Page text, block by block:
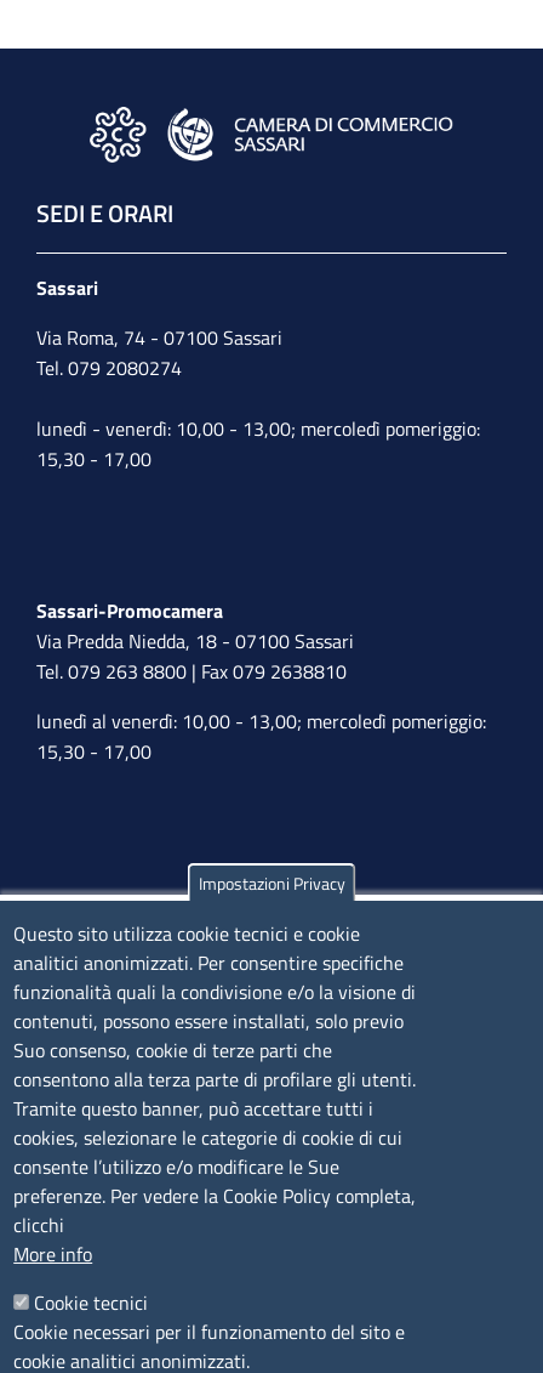
SEDI E ORARI
Sassari
Via Roma, 74 - 07100 Sassari
Tel. 079 2080274
lunedì - venerdì: 10,00 - 13,00; mercoledì pomeriggio:
15,30 - 17,00
Sassari-Promocamera
Via Predda Niedda, 18 - 07100 Sassari
Tel. 079 263 8800 | Fax 079 2638810
lunedì al venerdì: 10,00 - 13,00; mercoledì pomeriggio:
15,30 - 17,00
Olbia
Via Nanni 43 - 07026 Olbia
Tel. 0789 66122 | 0789 69580
mail:ufficio.olbia@ss.camcom.it
lunedì al venerdì: 9,00 - 12,00; lunedì pomeriggio: 16,00
- 17,00
CONTATTI
Camera di Commercio, Industria, Artigianato e
Agricoltura di Sassari
P.IVA01047570906
Codice Fiscale 80000930901
Impostazioni Privacy
Questo sito utilizza cookie tecnici e cookie
analitici anonimizzati. Per consentire specifiche
funzionalità quali la condivisione e/o la visione di
contenuti, possono essere installati, solo previo
Suo consenso, cookie di terze parti che
consentono alla terza parte di profilare gli utenti.
Tramite questo banner, può accettare tutti i
cookies, selezionare le categorie di cookie di cui
consente l’utilizzo e/o modificare le Sue
preferenze. Per vedere la Cookie Policy completa,
clicchi
More info
Cookie tecnici
Cookie necessari per il funzionamento del sito e
cookie analitici anonimizzati.